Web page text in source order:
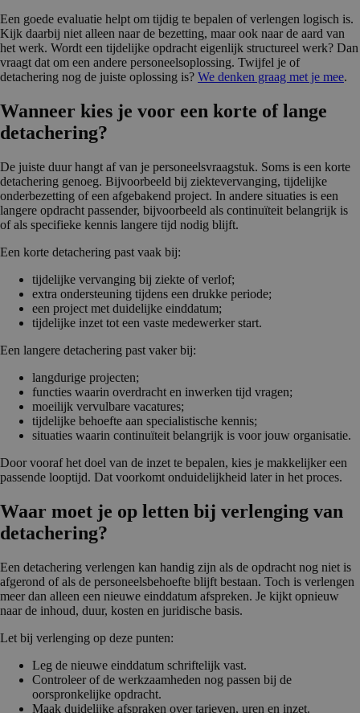
Een goede evaluatie helpt om tijdig te bepalen of verlengen logisch is.
Kijk daarbij niet alleen naar de bezetting, maar ook naar de aard van
het werk. Wordt een tijdelijke opdracht eigenlijk structureel werk? Dan
vraagt dat om een andere personeelsoplossing. Twijfel je of
detachering nog de juiste oplossing is? We denken graag met je mee.
Wanneer kies je voor een korte of lange
detachering?
De juiste duur hangt af van je personeelsvraagstuk. Soms is een korte
detachering genoeg. Bijvoorbeeld bij ziektevervanging, tijdelijke
onderbezetting of een afgebakend project. In andere situaties is een
langere opdracht passender, bijvoorbeeld als continuïteit belangrijk is
of als specifieke kennis langere tijd nodig blijft.
Een korte detachering past vaak bij:
tijdelijke vervanging bij ziekte of verlof;
extra ondersteuning tijdens een drukke periode;
een project met duidelijke einddatum;
tijdelijke inzet tot een vaste medewerker start.
Een langere detachering past vaker bij:
langdurige projecten;
functies waarin overdracht en inwerken tijd vragen;
moeilijk vervulbare vacatures;
tijdelijke behoefte aan specialistische kennis;
situaties waarin continuïteit belangrijk is voor jouw organisatie.
Door vooraf het doel van de inzet te bepalen, kies je makkelijker een
passende looptijd. Dat voorkomt onduidelijkheid later in het proces.
Waar moet je op letten bij verlenging van
detachering?
Een detachering verlengen kan handig zijn als de opdracht nog niet is
afgerond of als de personeelsbehoefte blijft bestaan. Toch is verlengen
meer dan alleen een nieuwe einddatum afspreken. Je kijkt opnieuw
naar de inhoud, duur, kosten en juridische basis.
Let bij verlenging op deze punten:
Leg de nieuwe einddatum schriftelijk vast.
Controleer of de werkzaamheden nog passen bij de
oorspronkelijke opdracht.
Maak duidelijke afspraken over tarieven, uren en inzet.